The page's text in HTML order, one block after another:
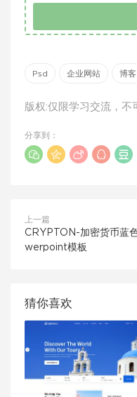
Psd 企业网站 博客
版权:仅限学习交流，不
分享到：
上一篇
CRYPTON-加密货币蓝
werpoint模板
猜你喜欢